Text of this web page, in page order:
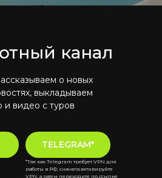
канал
о новых
выкладываем
и видео с туров
TELEGRAM*
*Так как Telegram требует VPN для
работы в РФ, сначала активируйте
VPN, а затем переходите по ссылке